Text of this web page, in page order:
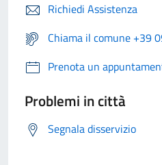
Richiedi Assistenza
Chiama il comune +39
Prenota un
Problemi in città
Segnala disservizio